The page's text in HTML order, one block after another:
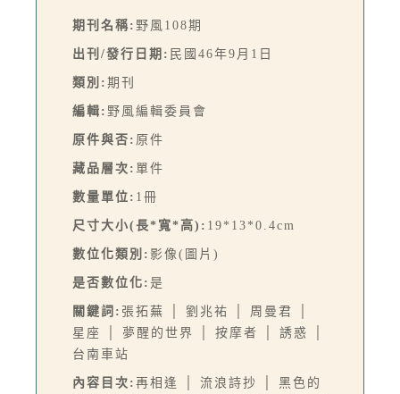
期刊名稱: 野風108期
出刊/發行日期: 民國46年9月1日
類別: 期刊
編輯: 野風編輯委員會
原件與否: 原件
藏品層次: 單件
數量單位: 1冊
尺寸大小(長*寬*高): 19*13*0.4cm
數位化類別: 影像(圖片)
是否數位化: 是
關鍵詞: 張拓蕪 │ 劉兆祐 │ 周曼君 │
星座 │ 夢醒的世界 │ 按摩者 │ 誘惑 │
台南車站
內容目次: 再相逢 │ 流浪詩抄 │ 黑色的